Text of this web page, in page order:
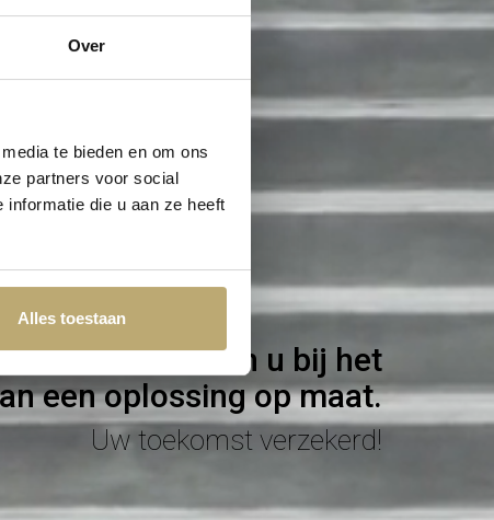
Over
te bieden en om ons
partners voor social
die u aan ze heeft
Alles toestaan
en adviseren u bij het
een oplossing op maat.
Uw toekomst verzekerd!